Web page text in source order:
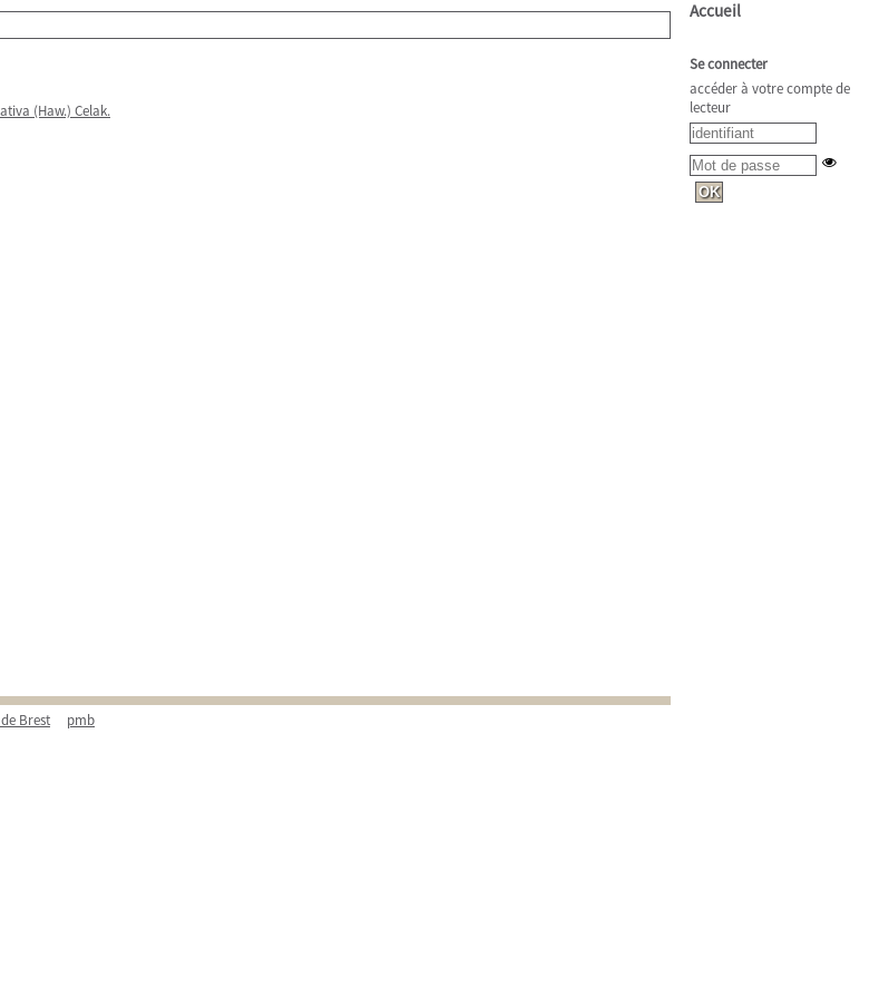
(Haw.) Celak.
Brest pmb
Accueil
Se connecter
accéder à votre compte de
lecteur